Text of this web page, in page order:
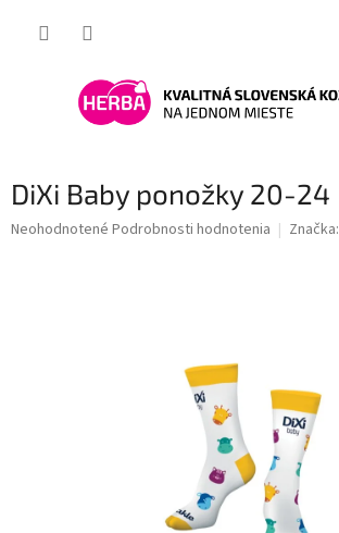
DiXi Baby ponožky 20-24
Priemerné
Neohodnotené Podrobnosti hodnotenia Značka: